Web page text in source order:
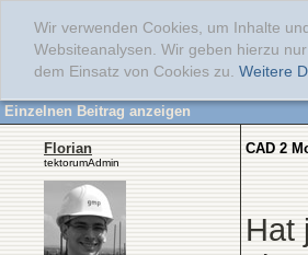
Wir verwenden Cookies, um Inhalte
Websiteanalysen. Wir geben hierzu
dem Einsatz von Cookies zu. Weitere
Einzelnen Beitrag anzeigen
Florian
tektorumAdmin
CAD 2
Hat